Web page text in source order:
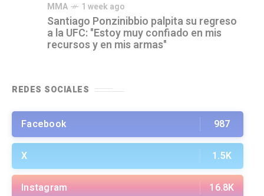
MMA 1 week ago
Santiago Ponzinibbio palpita su regreso
a la UFC: "Estoy muy confiado en mis
recursos y en mis armas"
REDES SOCIALES
Facebook 987
X 1.5K
Instagram 16.8K